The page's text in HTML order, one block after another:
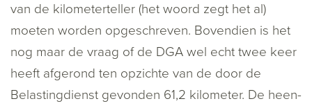
van de kilometerteller (het woord zegt het al)
moeten worden opgeschreven. Bovendien is het
nog maar de vraag of de DGA wel echt twee keer
heeft afgerond ten opzichte van de door de
Belastingdienst gevonden 61,2 kilometer. De heen-